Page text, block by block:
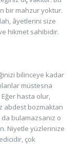
bir mahzur yoktur.
âyetlerini size
hikmet sahibidir.
bilinceye kadar
müstesna
hasta olur,
abdest bozmaktan
bulamazsanız o
Niyetle yüzlerinize
çok